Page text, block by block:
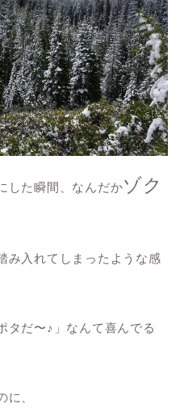
した瞬間、なんだかゾク
み入れてしまったような感
タだ〜♪」なんて喜んでる
に、